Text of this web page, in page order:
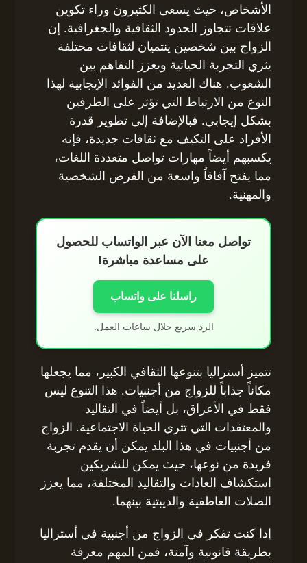
الأشخاص، حيث يسعى الكثيرون وراء تكوين
علاقات تتجاوز الحدود الثقافية والجغرافية. إن
الزواج بين شخصين ينتميان لثقافات مختلفة
يثري التجربة الحياتية ويعزز التفاهم بين
الشعوب. هناك العديد من الفوائد الإيجابية لهذا
النوع من الارتباط التي تؤثر على الطرفين
بشكل إيجابي. فبالإضافة إلى تطوير قدرة
الأفراد على التكيف مع ثقافات جديدة، فإنه
يكسبهم أيضاً مهارات تواصل متعددة اللغات،
مما يفتح آفاقاً واسعة من الفرص الشخصية
والمهنية.
تواصل معنا الآن عبر الواتساب للحصول
على مساعدة مباشرة!
راسلنا على واتساب
الرد سريع خلال ساعات العمل.
تتميز أستراليا بتنوعها الثقافي الكبير، مما يجعلها
مكاناً جذاباً للزواج من أجنبيات. هذا التنوع ليس
فقط في الأعراق، بل أيضاً في التقاليد
والمعتقدات التي تثري الحياة الاجتماعية. الزواج
من أجنبيات في هذا البلد يمكن أن يقدم تجربة
فريدة من نوعها، حيث يمكن للشريكين
استكشاف العادات والتقاليد المختلفة، مما يعزز
الصلات العاطفية والديبتية بينهما.
إذا كنت تفكر في الزواج من أجنبية في أستراليا
بطريقة قانونية وآمنة، فمن المهم معرفة